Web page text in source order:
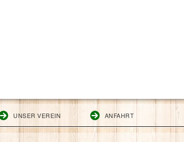
UNSER VEREIN ANFAHRT